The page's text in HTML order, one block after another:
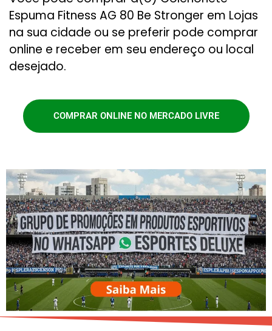
Espuma Fitness AG 80 Be Stronger em Lojas
na sua cidade ou se preferir pode comprar
online e receber em seu endereço ou local
desejado.
COMPRAR ONLINE NO MERCADO LIVRE